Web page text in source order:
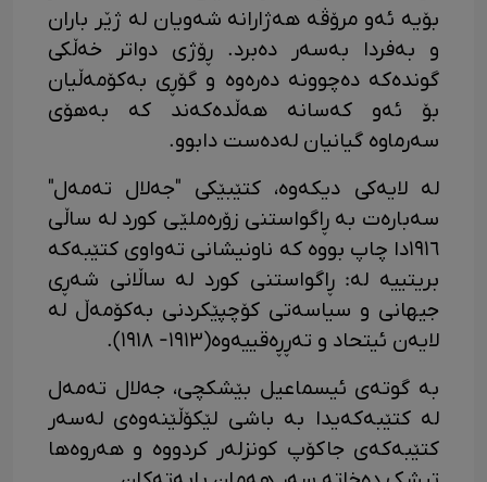
بۆیە ئەو مرۆڤە هەژارانە شەویان لە ژێر باران
و بەفردا بەسەر دەبرد. ڕۆژی دواتر خەڵکی
گوندەکە دەچوونە دەرەوە و گۆڕی بەکۆمەڵیان
بۆ ئەو کەسانە هەڵدەکەند کە بەهۆی
سەرماوە گیانیان لەدەست دابوو.
لە لایەکی دیکەوە، کتێبێکی "جەلال تەمەل"
سەبارەت بە ڕاگواستنی زۆرەملێی کورد لە ساڵی
١٩١٦دا چاپ بووە کە ناونیشانی تەواوی کتێبەکە
بریتییە لە: ڕاگواستنی کورد لە ساڵانی شەڕی
جیهانی و سیاسەتی کۆچپێکردنی بەکۆمەڵ لە
لایەن ئیتحاد و تەڕڕەقییەوە(١٩١٣- ١٩١٨).
بە گوتەی ئیسماعیل بێشکچی، جەلال تەمەل
لە کتێبەکەیدا بە باشی لێکۆڵێنەوەی لەسەر
کتێبەکەی جاکۆپ کونزلەر کردووە و هەروەها